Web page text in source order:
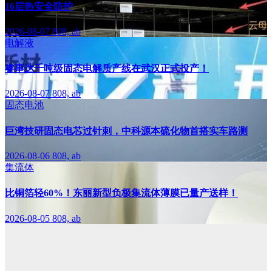
16层热安全防护
2026-08-07 808, ab
电解液
睿事达千吨级固态电解质产线在武汉正式投产！
2026-08-07808, ab
固态电池
巨湾技研固态电芯过针刺，中科源本硫化物首搭实车路测
2026-08-06 808, ab
集流体
比铜箔轻60%！东丽新型负极集流体薄膜已量产送样！
2026-08-05 808, ab